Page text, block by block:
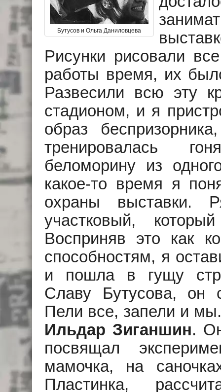
Бутусов и Ольга Даниловцева
Рисунки рисовали
работы время, их
Развесили всю эту
стадионом, и я
образ
тренировалась
беломорину из
какое-то время я
охраны выставки.
участковый,
Восприняв это как
способностям, я
и пошла в гущу
Славу Бутусова, он
Пели все, запели и
Ильдар Зиганшин.
посвящал
мамочка, на
Пластинка,